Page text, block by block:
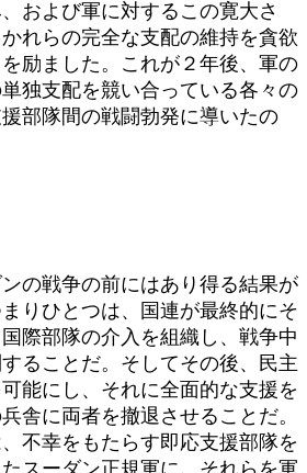
および軍に対するこの寛大さ
れらの完全な支配の維持を貪欲
励ました。これが２年後、軍の
独支配を競い合っている各々の
部隊間の戦闘勃発に導いたの
の戦争の前にはあり得る結果が
りひとつは、国連が最終的にそ
際部隊の介入を組織し、戦争中
ることだ。そしてその後、民主
能にし、それに全面的な支援を
舎に両者を撤退させることだ。
不幸をもたらす即応支援部隊を
スーダン正規軍に、それらを軍